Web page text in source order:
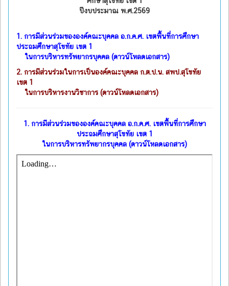
ปีงบประมาณ พ.ศ.2569
1. การมีส่วนร่วมขององค์คณะบุคคล อ.ก.ค.ศ. เขตพื้นที่การศึกษา
ประถมศึกษาสุโขทัย เขต 1
ในการบริหารทรัพยากรบุคคล (ดาวน์โหลดเอกสาร)
2. การมีส่วนร่วมในการเป็นองค์คณะบุคคล ก.ต.ป.น. สพป.สุโขทัย
เขต 1
ในการบริหารงานวิชาการ (ดาวน์โหลดเอกสาร)
1. การมีส่วนร่วมขององค์คณะบุคคล อ.ก.ค.ศ. เขตพื้นที่การศึกษา
ประถมศึกษาสุโขทัย เขต 1
ในการบริหารทรัพยากรบุคคล (ดาวน์โหลดเอกสาร)